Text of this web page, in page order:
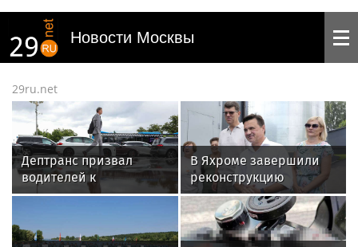
Новости Москвы
29ru.net
Дептранс призвал
водителей к
аккуратности на
августа
В Яхроме завершили
реконструкцию
водозаборного узла
для 7,5 тысячи жителей